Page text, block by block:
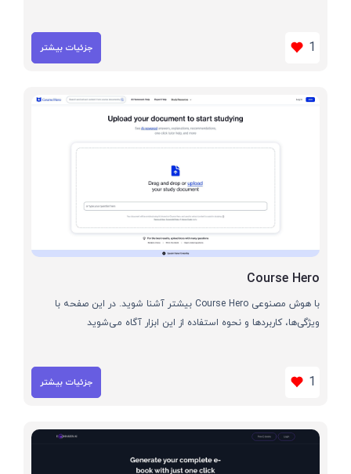
1 جزئیات بیشتر
Course Hero
با هوش مصنوعی Course Hero بیشتر آشنا شوید. در این صفحه با
ویژگی‌ها، کاربردها و نحوه استفاده از این ابزار آگاه می‌شوید
1 جزئیات بیشتر